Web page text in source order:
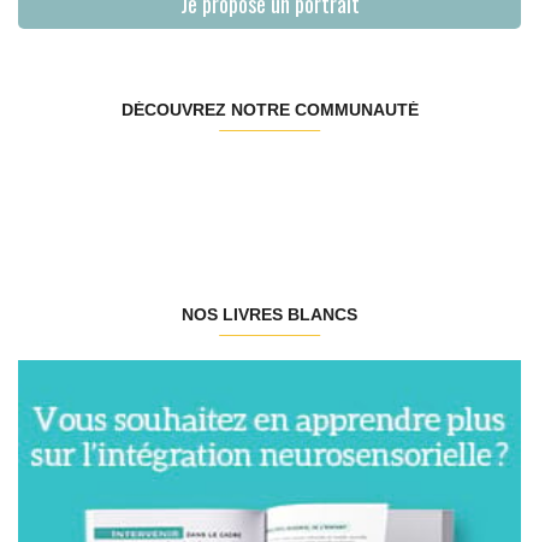
DÉCOUVREZ NOTRE COMMUNAUTÉ
NOS LIVRES BLANCS